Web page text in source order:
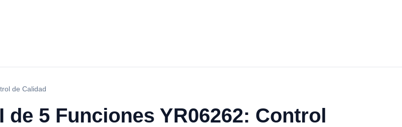
de Calidad
de 5 Funciones YR06262: Control